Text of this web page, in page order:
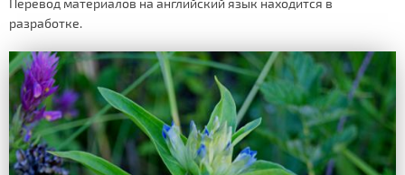
Перевод материалов на английский язык находится в
разработке.